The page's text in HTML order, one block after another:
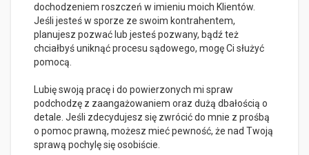
dochodzeniem roszczeń w imieniu moich Klientów.
Jeśli jesteś w sporze ze swoim kontrahentem,
planujesz pozwać lub jesteś pozwany, bądź też
chciałbyś uniknąć procesu sądowego, mogę Ci służyć
pomocą.
Lubię swoją pracę i do powierzonych mi spraw
podchodzę z zaangażowaniem oraz dużą dbałością o
detale. Jeśli zdecydujesz się zwrócić do mnie z prośbą
o pomoc prawną, możesz mieć pewność, że nad Twoją
sprawą pochylę się osobiście.